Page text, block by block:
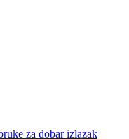
za dobar izlazak